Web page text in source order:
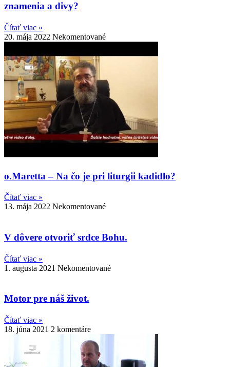
znamenia a divy?
Čítať viac »
20. mája 2022 Nekomentované
o.Maretta – Na čo je pri liturgii kadidlo?
Čítať viac »
13. mája 2022 Nekomentované
V dôvere otvoriť srdce Bohu.
Čítať viac »
1. augusta 2021 Nekomentované
Motor pre náš život.
Čítať viac »
18. júna 2021 2 komentáre